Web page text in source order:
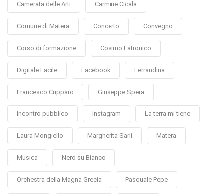
Camerata delle Arti Carmine Cicala
Comune di Matera Concerto Convegno
Corso di formazione Cosimo Latronico
Digitale Facile Facebook Ferrandina
Francesco Cupparo Giuseppe Spera
Incontro pubblico Instagram La terra mi tiene
Laura Mongiello Margherita Sarli Matera
Musica Nero su Bianco
Orchestra della Magna Grecia Pasquale Pepe